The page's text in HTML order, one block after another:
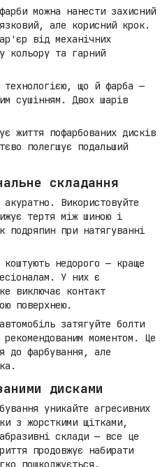
можна нанести захисний
але корисний крок.
від механічних
кольору та гарний
що й фарба —
сушінням. Двох шарів
життя пофарбованих дисків
полегшує подальший
складання
Використовуйте
тертя між шиною і
подряпин при натягуванні
недорого — краще
У них є
виключає контакт
поверхнею.
затягуйте болти
моментом. Це
до фарбування, але
дисками
уникайте агресивних
з жорсткими щітками,
склади — все це
продовжує набирати
пошкоджується.